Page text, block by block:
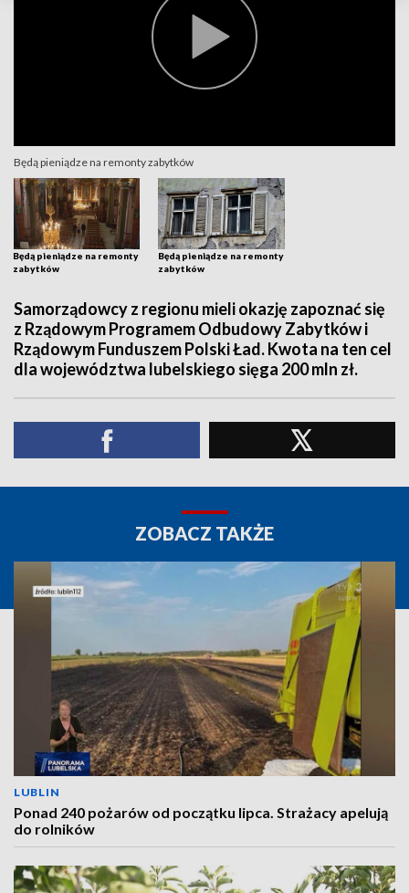
Będą pieniądze na remonty zabytków
Będą pieniądze na remonty
zabytków
Będą pieniądze na remonty
zabytków
Samorządowcy z regionu mieli okazję zapoznać się
z Rządowym Programem Odbudowy Zabytków i
Rządowym Funduszem Polski Ład. Kwota na ten cel
dla województwa lubelskiego sięga 200 mln zł.
ZOBACZ TAKŻE
LUBLIN
Ponad 240 pożarów od początku lipca. Strażacy apelują
do rolników